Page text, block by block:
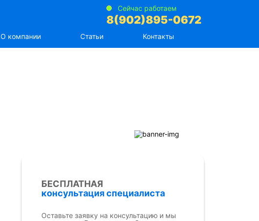
Сейчас работаем
8(902)895-0672
О компании Статьи Контакты
БЕСПЛАТНАЯ
консультация специалиста
Оставьте заявку на консультацию и мы